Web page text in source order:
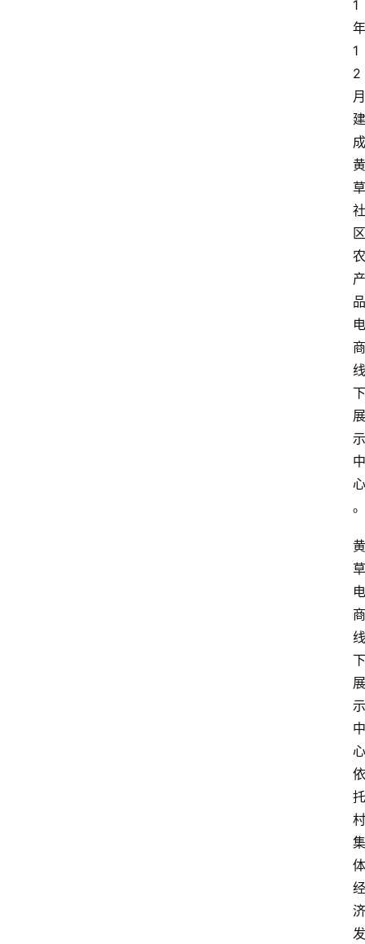
1
年
1
2
月
建
成
黄
草
社
区
农
产
品
电
商
线
下
展
示
中
心
。
黄
草
电
商
线
下
展
示
中
心
依
托
村
集
体
经
济
发